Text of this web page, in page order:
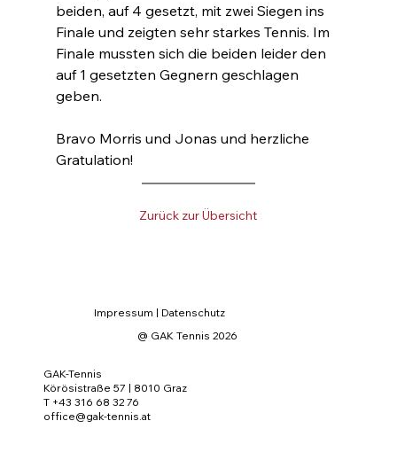
beiden, auf 4 gesetzt, mit zwei Siegen ins
Finale und zeigten sehr starkes Tennis. Im
Finale mussten sich die beiden leider den
auf 1 gesetzten Gegnern geschlagen
geben.
Bravo Morris und Jonas und herzliche
Gratulation!
Zurück zur Übersicht
GAK-Tennis
Körösistraße 57 | 8010 Graz
T +43 316 68 32 76
office@gak-tennis.at
Impressum | Datenschutz
@ GAK Tennis 2026